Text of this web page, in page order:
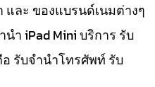
ละ ของแบรนด์เนมต่างๆ
ำ iPad Mini บริการ รับ
รับจำนำโทรศัพท์ รับ